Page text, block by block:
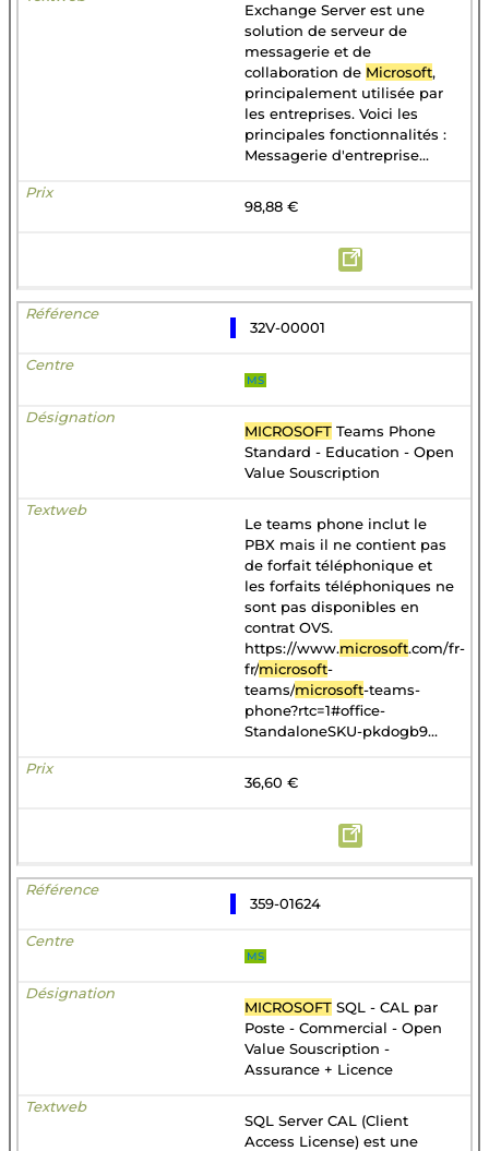
Exchange Server est une
solution de serveur de
messagerie et de
collaboration de Microsoft,
principalement utilisée par
les entreprises. Voici les
principales fonctionnalités :
Messagerie d'entreprise...
98,88 €
32V-00001
MS
MICROSOFT Teams Phone
Standard - Education - Open
Value Souscription
Le teams phone inclut le
PBX mais il ne contient pas
de forfait téléphonique et
les forfaits téléphoniques ne
sont pas disponibles en
contrat OVS.
https://www.microsoft.com/fr-
fr/microsoft-
teams/microsoft-teams-
phone?rtc=1#office-
StandaloneSKU-pkdogb9...
36,60 €
359-01624
MS
MICROSOFT SQL - CAL par
Poste - Commercial - Open
Value Souscription -
Assurance + Licence
SQL Server CAL (Client
Access License) est une